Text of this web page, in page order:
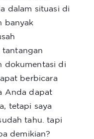
dalam situasi di
banyak
tantangan
dokumentasi di
berbicara
Anda dapat
tetapi saya
tahu. tapi
demikian?